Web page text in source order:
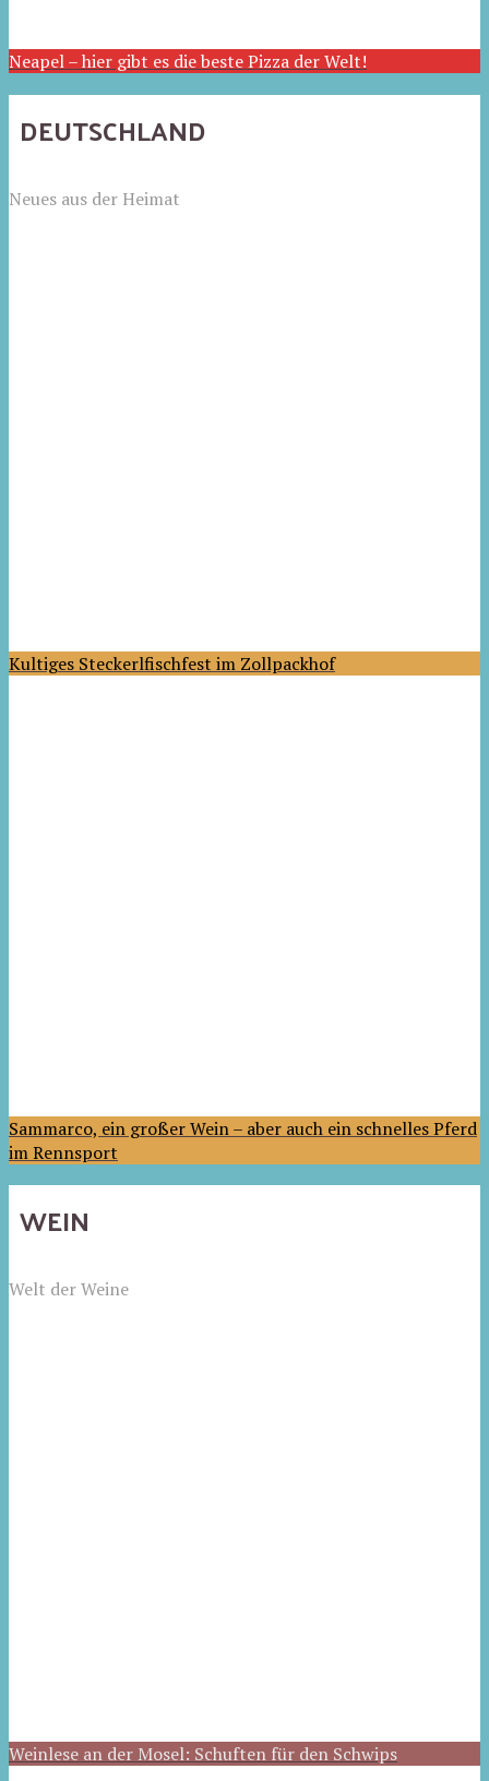
Neapel – hier gibt es die beste Pizza der Welt!
DEUTSCHLAND
Neues aus der Heimat
Kultiges Steckerlfischfest im Zollpackhof
Sammarco, ein großer Wein – aber auch ein schnelles Pferd
im Rennsport
WEIN
Welt der Weine
Weinlese an der Mosel: Schuften für den Schwips